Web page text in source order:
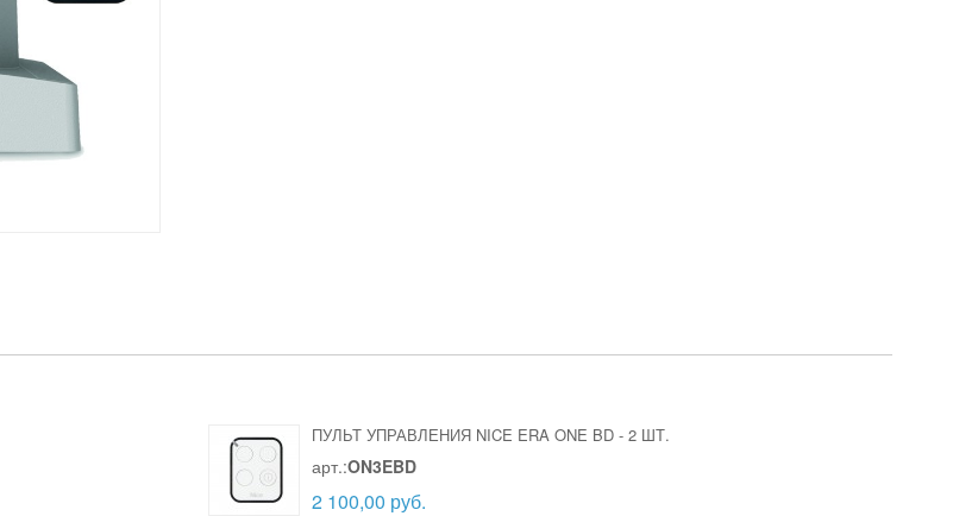
ПУЛЬТ УПРАВЛЕНИЯ NICE ERA ONE BD - 2 ШТ.
арт.:ON3EBD
2 100,00 руб.